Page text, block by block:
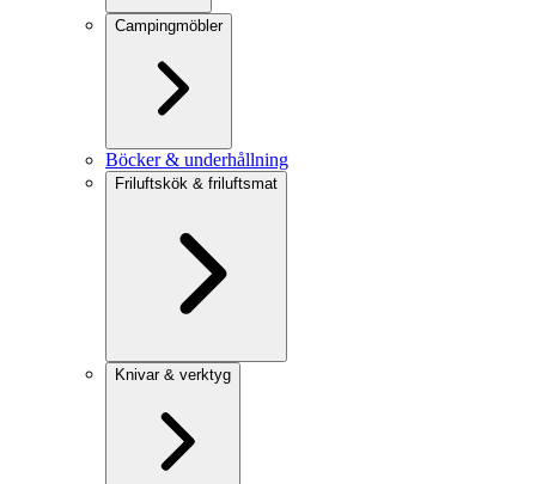
Campingmöbler
Böcker & underhållning
Friluftskök & friluftsmat
Knivar & verktyg